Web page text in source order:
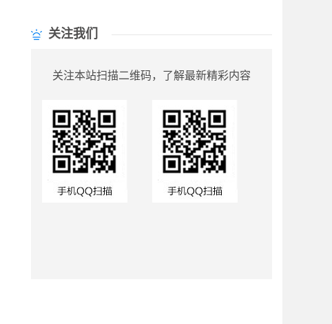
关注我们
关注本站扫描二维码，了解最新精彩内容